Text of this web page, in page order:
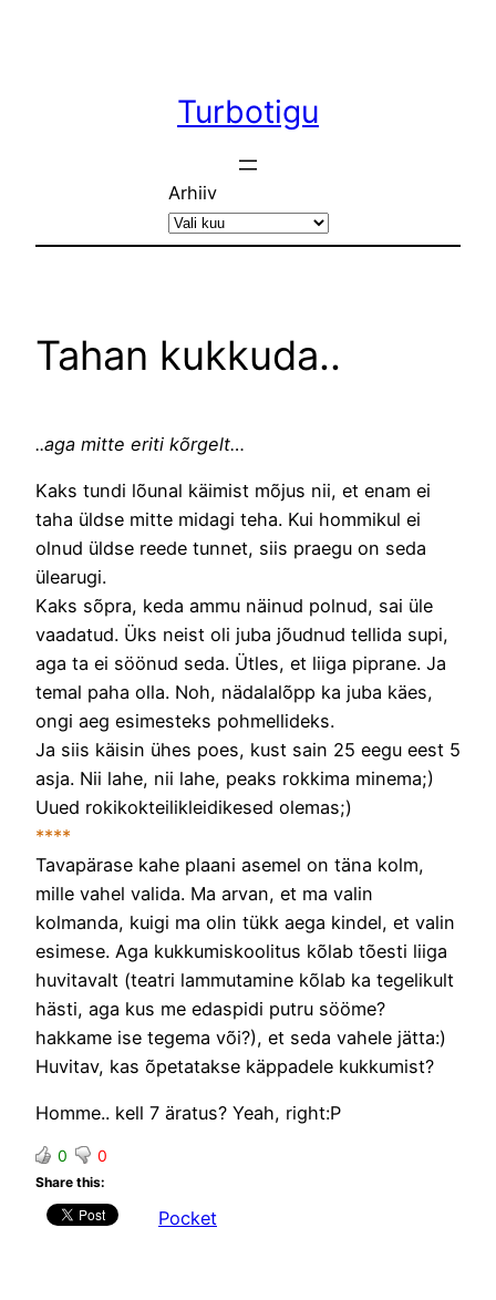
Turbotigu
Arhiiv
Tahan kukkuda..
..aga mitte eriti kõrgelt…
Kaks tundi lõunal käimist mõjus nii, et enam ei
taha üldse mitte midagi teha. Kui hommikul ei
olnud üldse reede tunnet, siis praegu on seda
ülearugi.
Kaks sõpra, keda ammu näinud polnud, sai üle
vaadatud. Üks neist oli juba jõudnud tellida supi,
aga ta ei söönud seda. Ütles, et liiga piprane. Ja
temal paha olla. Noh, nädalalõpp ka juba käes,
ongi aeg esimesteks pohmellideks.
Ja siis käisin ühes poes, kust sain 25 eegu eest 5
asja. Nii lahe, nii lahe, peaks rokkima minema;)
Uued rokikokteilikleidikesed olemas;)
****
Tavapärase kahe plaani asemel on täna kolm,
mille vahel valida. Ma arvan, et ma valin
kolmanda, kuigi ma olin tükk aega kindel, et valin
esimese. Aga kukkumiskoolitus kõlab tõesti liiga
huvitavalt (teatri lammutamine kõlab ka tegelikult
hästi, aga kus me edaspidi putru sööme?
hakkame ise tegema või?), et seda vahele jätta:)
Huvitav, kas õpetatakse käppadele kukkumist?
Homme.. kell 7 äratus? Yeah, right:P
0 0
Share this:
Pocket